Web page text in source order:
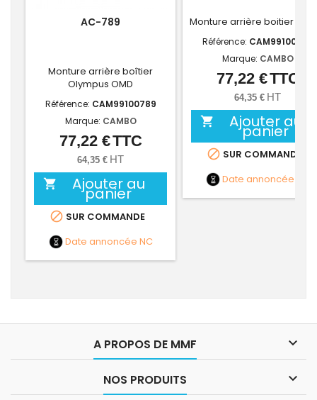
AC-789
Monture arrière boîtier
Olympus OMD
Référence: CAM99100789
Marque: CAMBO
Prix
77,22 €TTC
64,35 € HT
 Ajouter au
panier
 SUR COMMANDE
Date annoncée NC
Monture arrière boitier
Référence: CAM99100786
Marque: CAMBO
Prix
77,22 €TTC
64,35 € HT
 Ajouter au
panier
 SUR COMMANDE
Date annoncée
A PROPOS DE MMF 
NOS PRODUITS 